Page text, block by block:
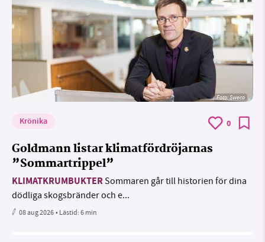
Foto: Sweco
Krönika 0
Goldmann listar klimatfördröjarnas
”Sommartrippel”
KLIMATKRUMBUKTERSommaren går till historien för dina
dödliga skogsbränder och e...
08 aug 2026• Lästid:6 min